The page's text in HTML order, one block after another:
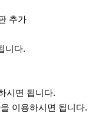
추가
니다.
시면 됩니다.
이용하시면 됩니다.